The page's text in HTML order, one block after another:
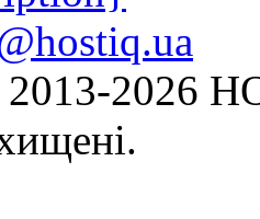
2026